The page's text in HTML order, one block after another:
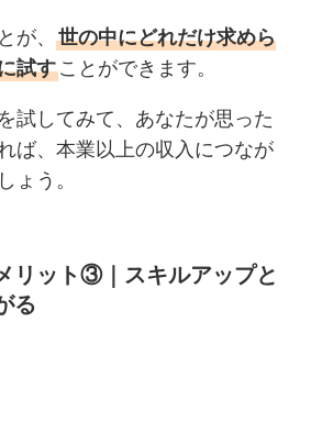
が、 世の中にどれだけ求めら
試すことができます。
試してみて、あなたが思った
ば、本業以上の収入につなが
ょう。
リット③｜ スキルアップと
る